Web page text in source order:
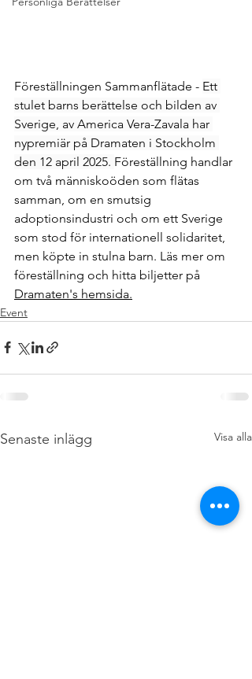
Föreställningen Sammanflätade - Ett
stulet barns berättelse och bilden av
Sverige, av America Vera-Zavala har
nypremiär på Dramaten i Stockholm
den 12 april 2025. Föreställning handlar
om två människoöden som flätas
samman, om en smutsig
adoptionsindustri och om ett Sverige
som stod för internationell solidaritet,
men köpte in stulna barn. Läs mer om
föreställning och hitta biljetter på
Dramaten's hemsida.
Event
Senaste inlägg Visa alla